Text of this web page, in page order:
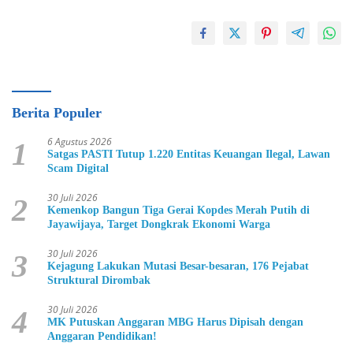
Berita Populer
1 6 Agustus 2026
Satgas PASTI Tutup 1.220 Entitas Keuangan Ilegal, Lawan
Scam Digital
2 30 Juli 2026
Kemenkop Bangun Tiga Gerai Kopdes Merah Putih di
Jayawijaya, Target Dongkrak Ekonomi Warga
3 30 Juli 2026
Kejagung Lakukan Mutasi Besar-besaran, 176 Pejabat
Struktural Dirombak
4 30 Juli 2026
MK Putuskan Anggaran MBG Harus Dipisah dengan
Anggaran Pendidikan!